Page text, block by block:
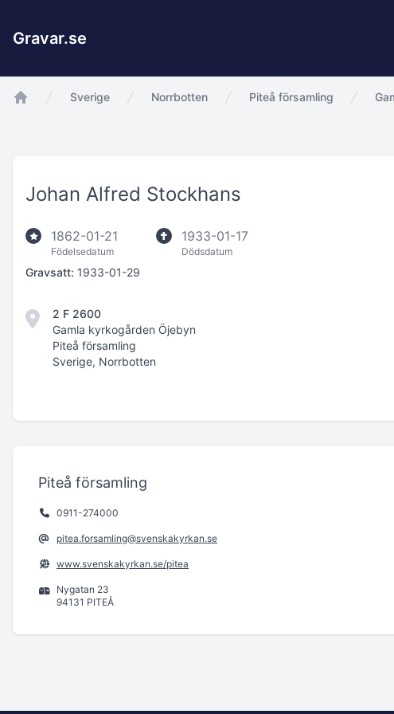
Gravar.se
Sverige Norrbotten Piteå församling
Johan Alfred Stockhans
1862-01-21
Födelsedatum
1933-01-17
Dödsdatum
Gravsatt: 1933-01-29
2 F 2600
Gamla kyrkogården Öjebyn
Piteå församling
Sverige, Norrbotten
Piteå församling
0911-274000
pitea.forsamling@svenskakyrkan.se
www.svenskakyrkan.se/pitea
Nygatan 23
94131 PITEÅ